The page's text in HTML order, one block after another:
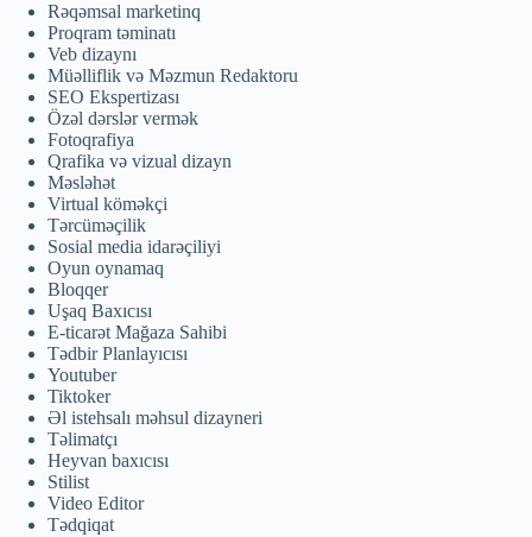
Rəqəmsal marketinq
Proqram təminatı
Veb dizaynı
Müəlliflik və Məzmun Redaktoru
SEO Ekspertizası
Özəl dərslər vermək
Fotoqrafiya
Qrafika və vizual dizayn
Məsləhət
Virtual köməkçi
Tərcüməçilik
Sosial media idarəçiliyi
Oyun oynamaq
Bloqqer
Uşaq Baxıcısı
E-ticarət Mağaza Sahibi
Tədbir Planlayıcısı
Youtuber
Tiktoker
Əl istehsalı məhsul dizayneri
Təlimatçı
Heyvan baxıcısı
Stilist
Video Editor
Tədqiqat